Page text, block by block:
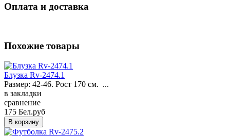
Оплата и доставка
Похожие товары
Блузка Rv-2474.1
Размер: 42-46. Рост 170 см. ...
в закладки
сравнение
175 Бел.руб